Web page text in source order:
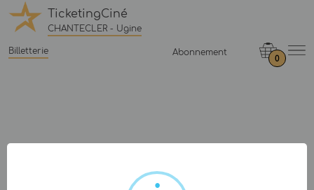
TicketingCiné
CHANTECLER - Ugine
Billetterie Abonnement
0